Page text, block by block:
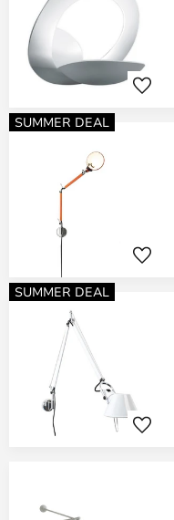
SUMMER DEAL
SUMMER DEAL